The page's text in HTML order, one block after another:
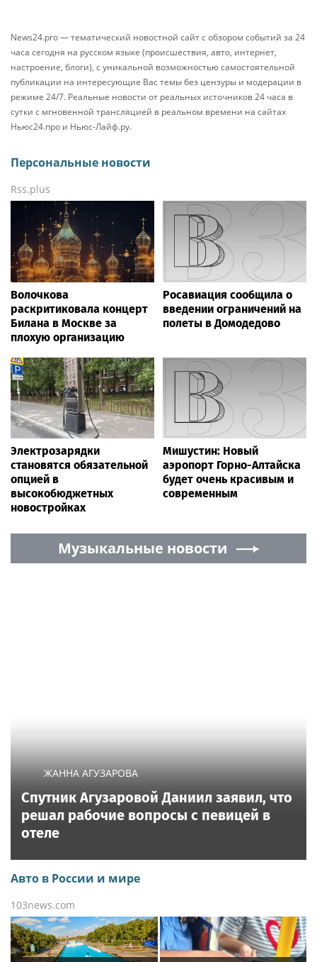
News24.pro — тематический новостной сайт с обзором событий за 24
часа сегодня на русском языке (происшествия, авто, интернет,
настроение, блоги), с уникальной возможностью самостоятельной
публикации на интересующие Вас темы без цензуры и модерации в
режиме 24/7. Реальные новости от реальных источников 24 часа в
сутки с мгновенной трансляцией в реальном времени на сайтах
Ньюс24.про и Ньюс-Лайф.ру.
Персональные новости
Rss.plus
Волочкова
раскритиковала концерт
Билана в Москве за
плохую организацию
Росавиация сообщила о
введении ограничений на
полеты в Домодедово
Электрозарядки
становятся обязательной
опцией в
высокобюджетных
новостройках
Мишустин: Новый
аэропорт Горно-Алтайска
будет очень красивым и
современным
Музыкальные новости
ЖАННА АГУЗАРОВА
Спутник Агузаровой Даниил заявил, что
решал рабочие вопросы с певицей в
отеле
Авто в России и мире
103news.com